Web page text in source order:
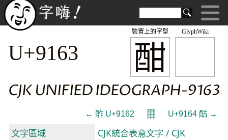
GlyphWiki
酣
裝置上的字型
U+9163
CJK UNIFIED IDEOGRAPH-9163
← 酢 U+9162 𝄜 U+9164 酤 →
文字區域
CJK統合表意文字 / CJK